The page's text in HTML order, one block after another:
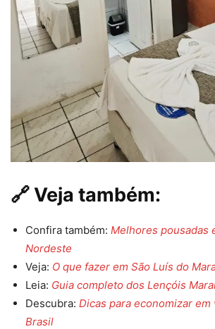
🔗 Veja também:
Confira também: Melhores pousadas
Nordeste
Veja: O que fazer em São Luís do
Leia: Guia completo dos Lençóis
Descubra: Dicas para economizar
Brasil